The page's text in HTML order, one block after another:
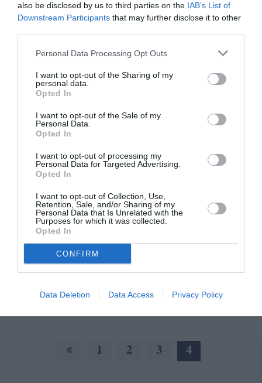
also be disclosed by us to third parties on the IAB’s List of
Downstream Participants that may further disclose it to other
Personal Data Processing Opt Outs
I want to opt-out of the Sharing of my
personal data.
Opted In
I want to opt-out of the Sale of my
Personal Data.
Opted In
I want to opt-out of processing my
Personal Data for Targeted Advertising.
Opted In
I want to opt-out of Collection, Use,
Retention, Sale, and/or Sharing of my
Personal Data that Is Unrelated with the
Purposes for which it was collected.
Opted In
CONFIRM
Data Deletion Data Access Privacy Policy
Παράταση έως τέλος του 2020 για τη
κτηματολογικών εγγράφων στο
Κτηματολογικό Γραφείο της
Καλαμάτας
13/08/2019 19:32
Παράταση έως τις 31 Δεκεμβρίου του 2020 δόθηκε
για τη διόρθωση των αρχικών κτηματολογικών
1 2 3 4